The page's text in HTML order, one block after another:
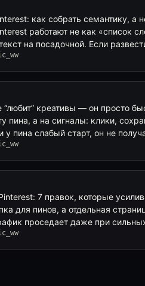
как собрать семантику, а
работают не как «список
на посадочной. Если
“любит” креативы — он просто
пина, а на сигналы: клики,
у пина слабый старт, он не
7 правок, которые
для пинов, а отдельная
проседает даже при